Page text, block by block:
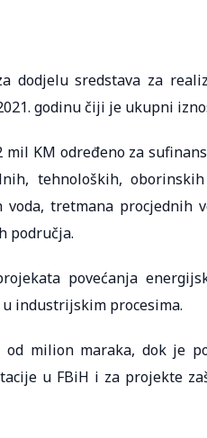
dodjelu sredstava za
godinu čiji je ukupni
KM određeno za
tehnoloških,
tretmana procjednih
područja.
povećanja
industrijskim procesima.
milion maraka, dok je
u FBiH i za projekte